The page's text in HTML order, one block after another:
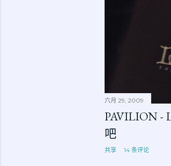
六月 29, 2009
PAVILION -
吧
共享 14 条评论